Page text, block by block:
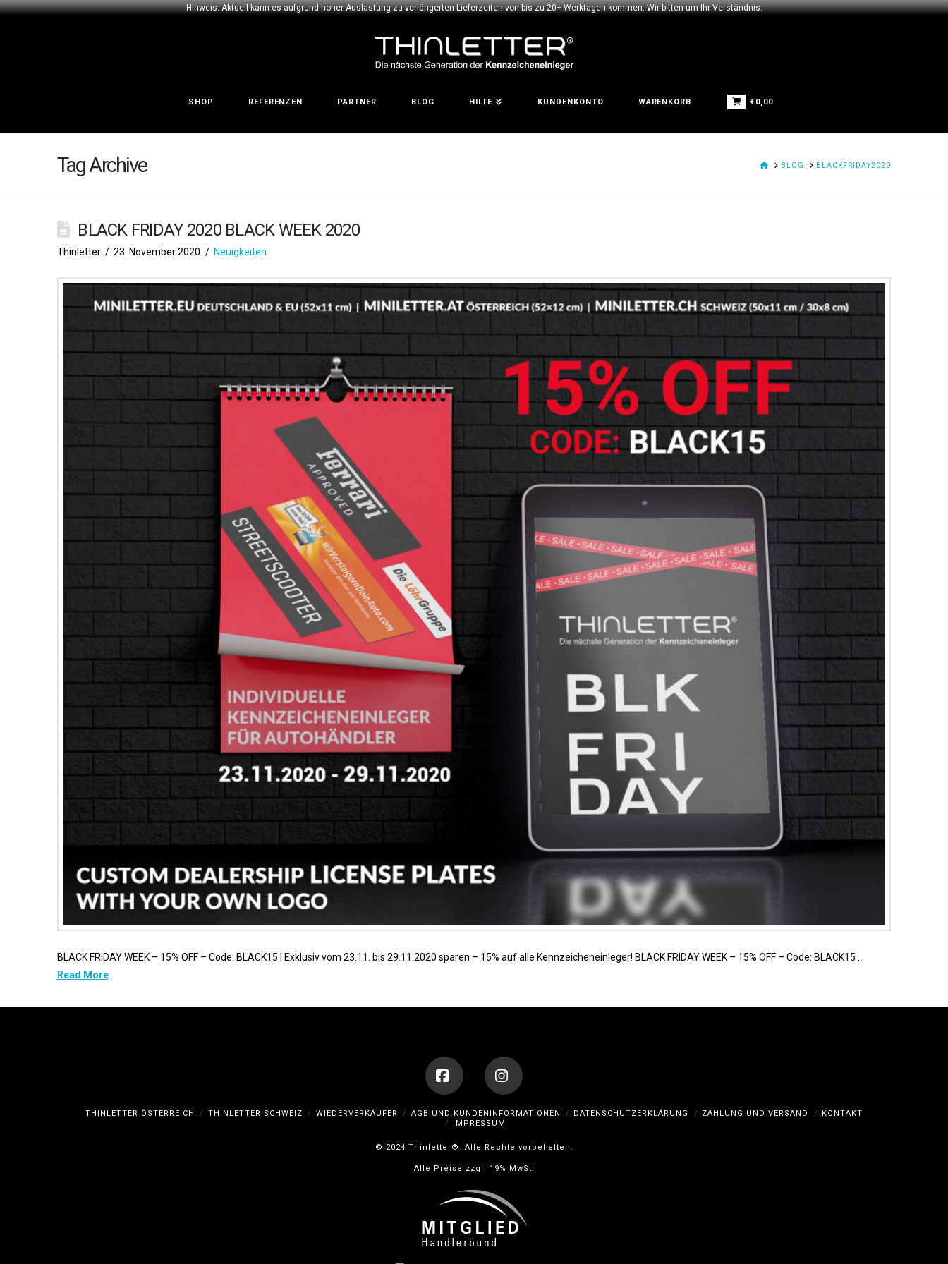
Hinweis: Aktuell kann es aufgrund hoher Auslastung zu verlängerten Lieferzeiten von bis zu 20+ Werktagen kommen. Wir bitten um Ihr Verständnis.
SHOP REFERENZEN PARTNER BLOG HILFE KUNDENKONTO WARENKORB €0,00
Tag Archive HOMEBLOG BLACKFRIDAY2020
BLACK FRIDAY 2020 BLACK WEEK 2020
Thinletter 23. November 2020 Neuigkeiten
BLACK FRIDAY WEEK – 15% OFF – Code: BLACK15 | Exklusiv vom 23.11. bis 29.11.2020 sparen – 15% auf alle Kennzeicheneinleger! BLACK FRIDAY WEEK – 15% OFF – Code: BLACK15 …
Read More
FacebookInstagram
THINLETTER ÖSTERREICH THINLETTER SCHWEIZ WIEDERVERKÄUFER AGB UND KUNDENINFORMATIONEN DATENSCHUTZERKLÄRUNG ZAHLUNG UND VERSAND
KONTAKT
IMPRESSUM
© 2024 Thinletter®. Alle Rechte vorbehalten.
Alle Preise zzgl. 19% MwSt.